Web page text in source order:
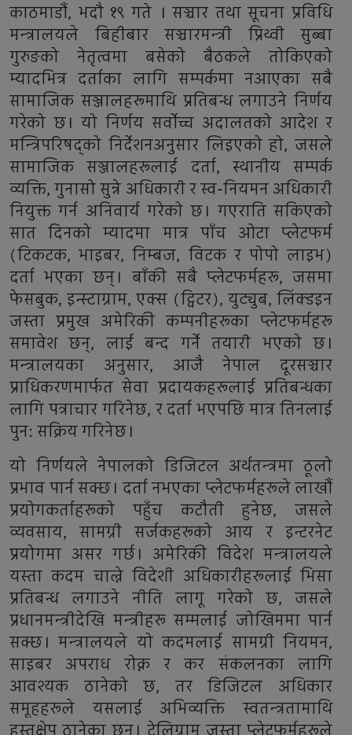
काठमाडौं, भदौ १९ गते । सञ्चार तथा सूचना प्रविधि
मन्त्रालयले बिहीबार सञ्चारमन्त्री प्रिथ्वी सुब्बा
गुरुङको नेतृत्वमा बसेको बैठकले तोकिएको
म्यादभित्र दर्ताका लागि सम्पर्कमा नआएका सबै
सामाजिक सञ्जालहरूमाथि प्रतिबन्ध लगाउने निर्णय
गरेको छ। यो निर्णय सर्वोच्च अदालतको आदेश र
मन्त्रिपरिषद्को निर्देशनअनुसार लिइएको हो, जसले
सामाजिक सञ्जालहरूलाई दर्ता, स्थानीय सम्पर्क
व्यक्ति, गुनासो सुन्ने अधिकारी र स्व-नियमन अधिकारी
नियुक्त गर्न अनिवार्य गरेको छ। गएराति सकिएको
सात दिनको म्यादमा मात्र पाँच ओटा प्लेटफर्म
(टिकटक, भाइबर, निम्बज, विटक र पोपो लाइभ)
दर्ता भएका छन्। बाँकी सबै प्लेटफर्महरू, जसमा
फेसबुक, इन्स्टाग्राम, एक्स (ट्विटर), युट्युब, लिंक्डइन
जस्ता प्रमुख अमेरिकी कम्पनीहरूका प्लेटफर्महरू
समावेश छन्, लाई बन्द गर्ने तयारी भएको छ।
मन्त्रालयका अनुसार, आजै नेपाल दूरसञ्चार
प्राधिकरणमार्फत सेवा प्रदायकहरूलाई प्रतिबन्धका
लागि पत्राचार गरिनेछ, र दर्ता भएपछि मात्र तिनलाई
पुन: सक्रिय गरिनेछ।
यो निर्णयले नेपालको डिजिटल अर्थतन्त्रमा ठूलो
प्रभाव पार्न सक्छ। दर्ता नभएका प्लेटफर्महरूले लाखौं
प्रयोगकर्ताहरूको पहुँच कटौती हुनेछ, जसले
व्यवसाय, सामग्री सर्जकहरूको आय र इन्टरनेट
प्रयोगमा असर गर्छ। अमेरिकी विदेश मन्त्रालयले
यस्ता कदम चाल्ने विदेशी अधिकारीहरूलाई भिसा
प्रतिबन्ध लगाउने नीति लागू गरेको छ, जसले
प्रधानमन्त्रीदेखि मन्त्रीहरू सम्मलाई जोखिममा पार्न
सक्छ। मन्त्रालयले यो कदमलाई सामग्री नियमन,
साइबर अपराध रोक्न र कर संकलनका लागि
आवश्यक ठानेको छ, तर डिजिटल अधिकार
समूहहरूले यसलाई अभिव्यक्ति स्वतन्त्रतामाथि